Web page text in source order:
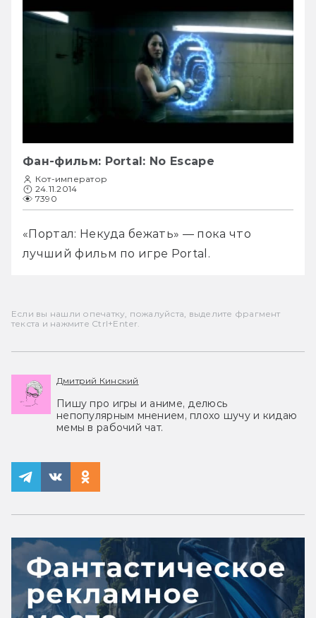
Фан-фильм: Portal: No Escape
Кот-император
24.11.2014
7390
«Портал: Некуда бежать» — пока что
лучший фильм по игре Portal.
Если вы нашли опечатку, пожалуйста, выделите фрагмент
текста и нажмите Ctrl+Enter.
Дмитрий Кинский
Пишу про игры и аниме, делюсь
непопулярным мнением, плохо шучу и кидаю
мемы в рабочий чат.